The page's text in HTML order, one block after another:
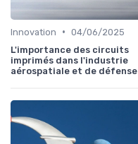
Innovation • 04/06/2025
L'importance des circuits
imprimés dans l'industrie
aérospatiale et de défense